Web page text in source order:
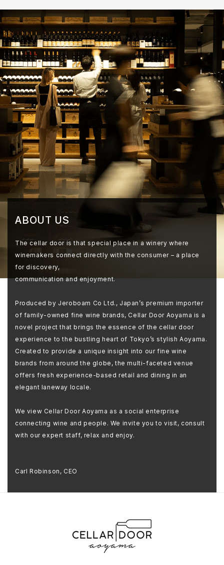
ABOUT US
The cellar door is that special place in a winery where
winemakers connect directly with the consumer – a place
for discovery,
communication and enjoyment.
Produced by Jeroboam Co Ltd., Japan’s premium importer
of family-owned fine wine brands, Cellar Door Aoyama is a
novel project that brings the essence of the cellar door
experience to the bustling heart of Tokyo’s stylish Aoyama.
Created to provide a unique insight into our fine wine
brands from around the globe, the multi-faceted venue
offers fresh experience-based retail and dining in an
elegant laneway locale.
We view Cellar Door Aoyama as a social enterprise
connecting wine and people. We invite you to visit, consult
with our expert staff, relax and enjoy.
Carl Robinson, CEO